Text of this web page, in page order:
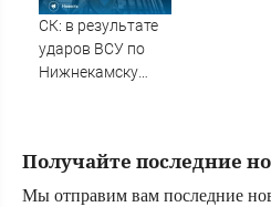
СК: в результате
ударов ВСУ по
Нижнекамску
Получайте последние
Мы отправим вам последние